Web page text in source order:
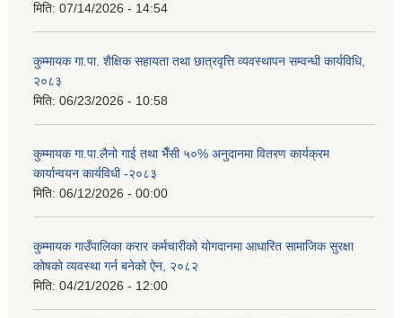
मिति: 07/14/2026 - 14:54
कुम्मायक गा.पा. शैक्षिक सहायता तथा छात्रवृत्ति व्यवस्थापन सम्वन्धी कार्यविधि,
२०८३
मिति: 06/23/2026 - 10:58
कुम्मायक गा.पा.लैनो गाई तथा भैँसी ५०% अनुदानमा वितरण कार्यक्रम
कार्यान्वयन कार्यविधी -२०८३
मिति: 06/12/2026 - 00:00
कुम्मायक गाउँपालिका करार कर्मचारीको योगदानमा आधारित सामाजिक सुरक्षा
कोषको व्यवस्था गर्न बनेको ऐन, २०८२
मिति: 04/21/2026 - 12:00